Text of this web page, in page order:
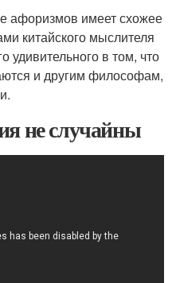
афоризмов имеет схожее
китайского мыслителя
удивительного в том, что
и другим философам,
не случайны